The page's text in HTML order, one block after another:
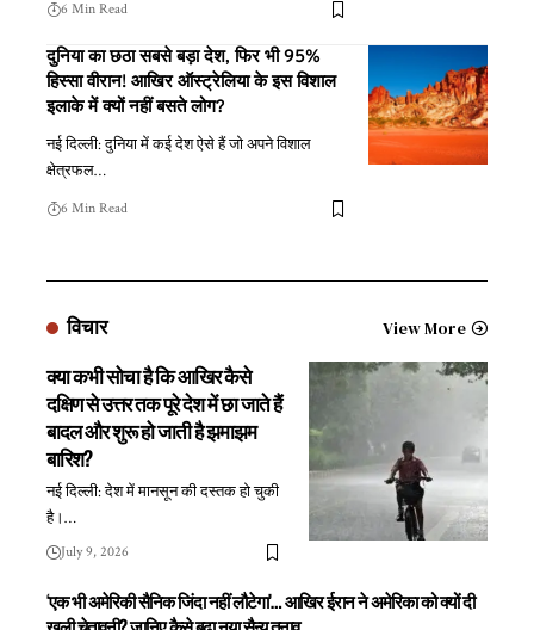
6 Min Read
दुनिया का छठा सबसे बड़ा देश, फिर भी 95%
हिस्सा वीरान! आखिर ऑस्ट्रेलिया के इस विशाल
इलाके में क्यों नहीं बसते लोग?
नई दिल्ली: दुनिया में कई देश ऐसे हैं जो अपने विशाल
क्षेत्रफल…
6 Min Read
विचार View More
क्या कभी सोचा है कि आखिर कैसे
दक्षिण से उत्तर तक पूरे देश में छा जाते हैं
बादल और शुरू हो जाती है झमाझम
बारिश?
नई दिल्ली: देश में मानसून की दस्तक हो चुकी
है।…
July 9, 2026
‘एक भी अमेरिकी सैनिक जिंदा नहीं लौटेगा’… आखिर ईरान ने अमेरिका को क्यों दी